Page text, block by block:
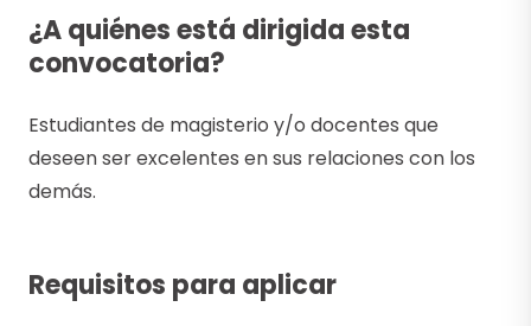
¿A quiénes está dirigida esta
convocatoria?
Estudiantes de magisterio y/o docentes que
deseen ser excelentes en sus relaciones con los
demás.
Requisitos para aplicar